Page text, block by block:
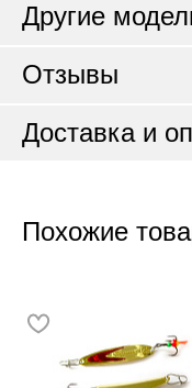
Другие
Отзывы
Доставка и
Похожие